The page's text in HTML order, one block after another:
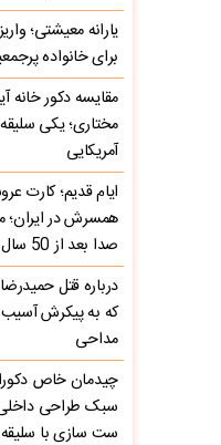
برای خانواده پرجمعیت ۵ نفره
مقایسه دکور خانه
مختاری؛ یکی
آمریکایی
ایام قدیم؛ کارت
همسرش در
صدا بعد از 50 سال
درباره قتل
که به پیکرش آسیب
مداحی
چیدمان خاص
سبک طراحی
ست سازی با سلیقه